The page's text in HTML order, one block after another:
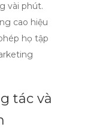
vài phút.
cao hiệu
họ tập
tác và